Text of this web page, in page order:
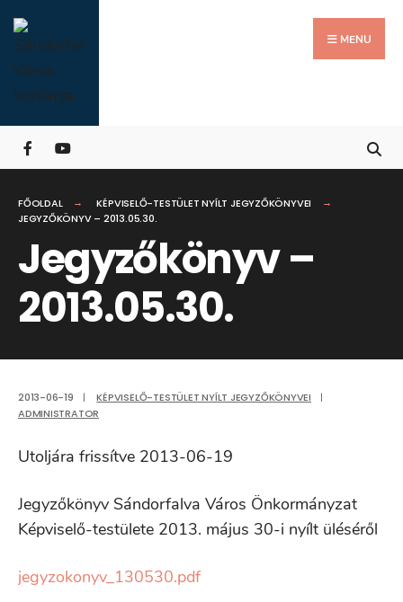
Skip
to
content
MENU
FŐOLDAL
KÉPVISELŐ-TESTÜLET NYÍLT JEGYZŐKÖNYVEI
JEGYZŐKÖNYV – 2013.05.30.
Jegyzőkönyv –
2013.05.30.
2013-06-19 | KÉPVISELŐ-TESTÜLET NYÍLT JEGYZŐKÖNYVEI
|
ADMINISTRATOR
Utoljára frissítve 2013-06-19
Jegyzőkönyv Sándorfalva Város Önkormányzat
Képviselő-testülete 2013. május 30-i nyílt üléséről
jegyzokonyv_130530.pdf
for:
Close